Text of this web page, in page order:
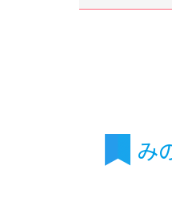
「クルーズ
み